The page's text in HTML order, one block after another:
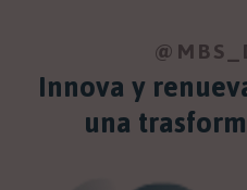
Innova y
una